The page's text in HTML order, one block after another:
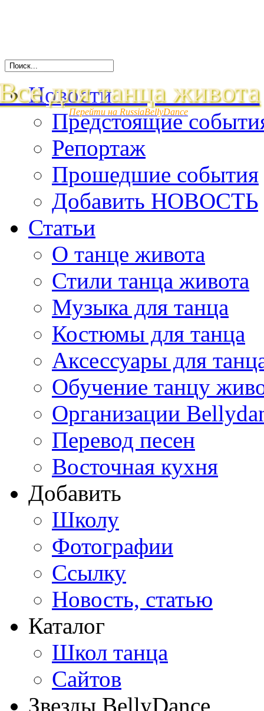
для танца живота
Перейти на RussiaBellyDance
Новости
Предстоящие
Репортаж
Прошедшие события
Добавить НОВОСТЬ
Статьи
О танце живота
Стили танца живота
Музыка для танца
Костюмы для танца
Аксессуары для
Обучение танцу
Организации
Перевод песен
Восточная кухня
Добавить
Школу
Фотографии
Ссылку
Новость, статью
Каталог
Школ танца
Сайтов
Звезды BellyDance